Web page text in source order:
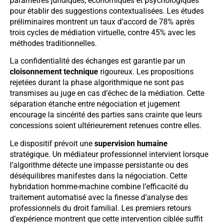
pour établir des suggestions contextualisées. Les études
préliminaires montrent un taux d’accord de 78% après
trois cycles de médiation virtuelle, contre 45% avec les
méthodes traditionnelles.
La confidentialité des échanges est garantie par un
cloisonnement technique rigoureux. Les propositions
rejetées durant la phase algorithmique ne sont pas
transmises au juge en cas d’échec de la médiation. Cette
séparation étanche entre négociation et jugement
encourage la sincérité des parties sans crainte que leurs
concessions soient ultérieurement retenues contre elles.
Le dispositif prévoit une supervision humaine
stratégique. Un médiateur professionnel intervient lorsque
l’algorithme détecte une impasse persistante ou des
déséquilibres manifestes dans la négociation. Cette
hybridation homme-machine combine l’efficacité du
traitement automatisé avec la finesse d’analyse des
professionnels du droit familial. Les premiers retours
d’expérience montrent que cette intervention ciblée suffit